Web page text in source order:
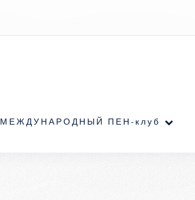
МЕЖДУНАРОДНЫЙ ПЕН-клуб